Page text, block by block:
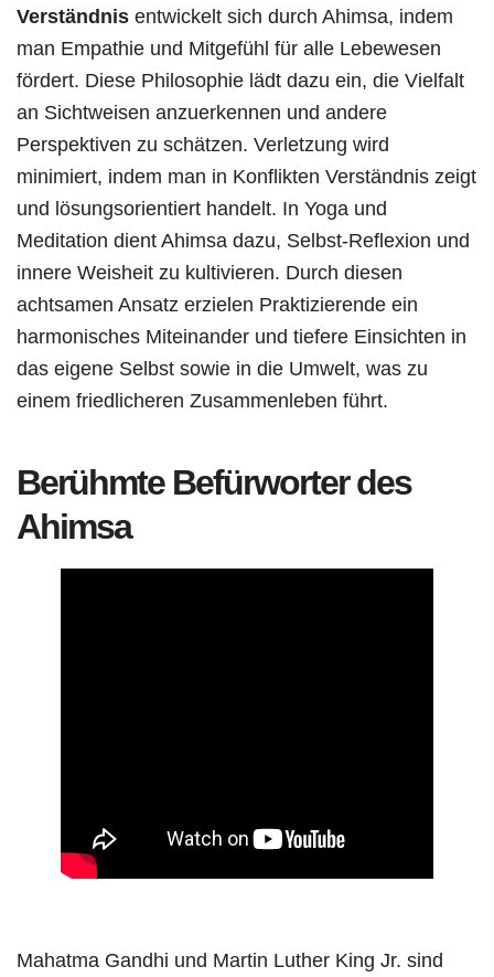
Verständnis entwickelt sich durch Ahimsa, indem
man Empathie und Mitgefühl für alle Lebewesen
fördert. Diese Philosophie lädt dazu ein, die Vielfalt
an Sichtweisen anzuerkennen und andere
Perspektiven zu schätzen. Verletzung wird
minimiert, indem man in Konflikten Verständnis zeigt
und lösungsorientiert handelt. In Yoga und
Meditation dient Ahimsa dazu, Selbst-Reflexion und
innere Weisheit zu kultivieren. Durch diesen
achtsamen Ansatz erzielen Praktizierende ein
harmonisches Miteinander und tiefere Einsichten in
das eigene Selbst sowie in die Umwelt, was zu
einem friedlicheren Zusammenleben führt.
Berühmte Befürworter des
Ahimsa
Mahatma Gandhi und Martin Luther King Jr. sind